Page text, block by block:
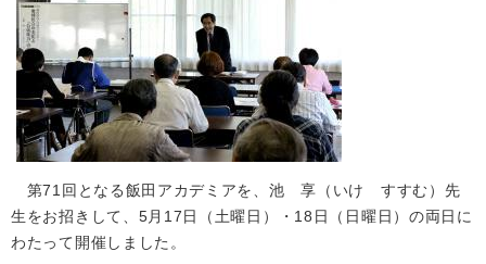
第71回となる飯田アカデミアを、池 享（いけ すすむ）先
生をお招きして、5月17日（土曜日）・18日（日曜日）の両日に
わたって開催しました。